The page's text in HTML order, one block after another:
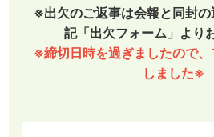
※出欠のご返事は会報と同封
記「出欠フォーム」より
※締切日時を過ぎましたので
しました※